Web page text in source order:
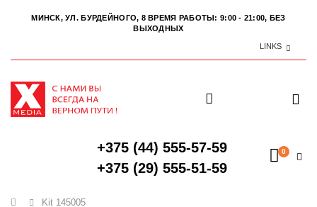
МИНСК, УЛ. БУРДЕЙНОГО, 8 ВРЕМЯ РАБОТЫ: 9:00 - 21:00, БЕЗ
ВЫХОДНЫХ
LINKS
+375 (44) 555-57-59
+375 (29) 555-51-59
0
Главная
Kit 145005